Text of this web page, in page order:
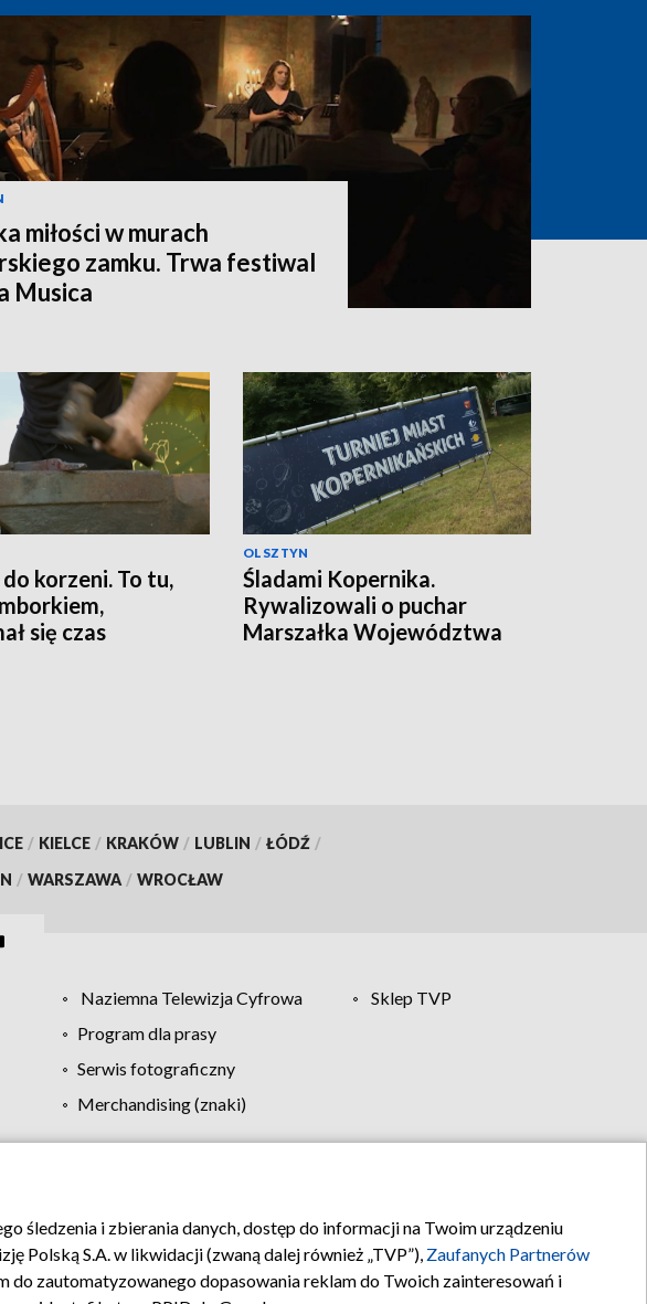
miłości w murach
zamku. Trwa festiwal
Musica
korzeni. To tu,
się czas
OLSZTYN
Śladami Kopernika.
Rywalizowali o puchar
Marszałka Województwa
/ KIELCE / KRAKÓW / LUBLIN / ŁÓDŹ /
/ WARSZAWA / WROCŁAW
Naziemna Telewizja Cyfrowa
Sklep TVP
Program dla prasy
Serwis fotograficzny
Merchandising (znaki)
Pomoc Biuro reklamy Kontakt
śledzenia i zbierania danych, dostęp do informacji na Twoim urządzeniu
Polską S.A. w likwidacji (zwaną dalej również „TVP”), Zaufanych Partnerów
do zautomatyzowanego dopasowania reklam do Twoich zainteresowań i